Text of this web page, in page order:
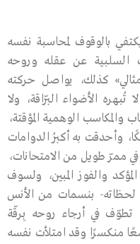
بالوقوف لمحاسبة نفسه
السلبية عن عقله وروحه
كذلك، يواصل حركته
الأضواء البرّاقة، ولا
والمكاسب الوهمية المؤقتة،
وأحدقت به أكبرُ الدوامات
ممرّ طويل من الامتحانات،
والفوز المبين، ولسوف
بنسمات من الأنس
تطوّف في أرجاء روحه بِرقّة
منكسرًا وقد امتلأت نفسه